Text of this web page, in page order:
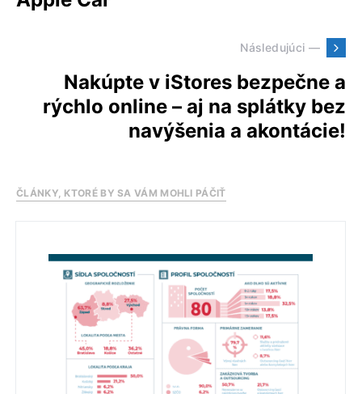
Následujúci —
Nakúpte v iStores bezpečne a
rýchlo online – aj na splátky bez
navýšenia a akontácie!
ČLÁNKY, KTORÉ BY SA VÁM MOHLI PÁČIŤ